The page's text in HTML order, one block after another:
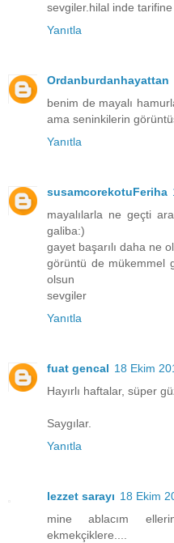
sevgiler.hilal inde tarifine
Yanıtla
Ordanburdanhayattan
benim de mayalı
ama seninkilerin
Yanıtla
susamcorekotuFeriha
mayalılarla ne geçti
galiba:)
gayet başarılı daha ne
görüntü de mükemmel
olsun
sevgiler
Yanıtla
fuat gencal 18 Ekim
Hayırlı haftalar, süper
Saygılar.
Yanıtla
lezzet sarayı 18 Ekim
mine ablacım
ekmekçiklere....